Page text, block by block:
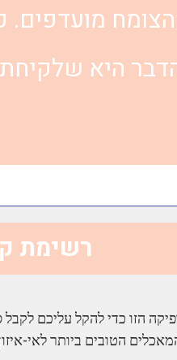
היא שלקיחת
הזו כדי להקל עליכם